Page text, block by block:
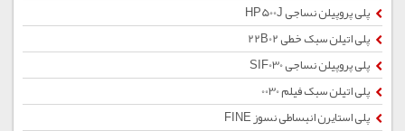
پلی پروپیلن نساجی HP500J
پلی اتیلن سبک خطی 22B02
پلی پروپیلن نساجی SIF030
پلی اتیلن سبک فیلم 0030
پلی استایرن انبساطی نسوز FINE